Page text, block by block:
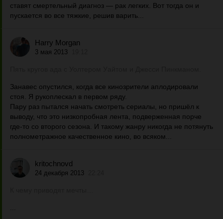
ставят смертельный диагноз — рак легких. Вот тогда он и
пускается во все тяжкие, решив варить...
Harry Morgan
3 мая 2013
Занавес опустился, когда все кинозрители аплодировали
стоя. Я рукоплескал в первом ряду.
Пару раз пытался начать смотреть сериалы, но пришёл к
выводу, что это низкопробная лента, подверженная порче
где-то со второго сезона. И такому жанру никогда не потянуть
полнометражное качественное кино, во всяком...
kritochnovd
24 декабря 2013